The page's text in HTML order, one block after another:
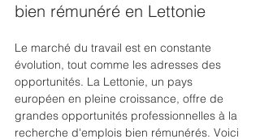
bien rémunéré en Lettonie
Le marché du travail est en constante
évolution, tout comme les adresses des
opportunités. La Lettonie, un pays
européen en pleine croissance, offre de
grandes opportunités professionnelles à la
recherche d'emplois bien rémunérés. Voici